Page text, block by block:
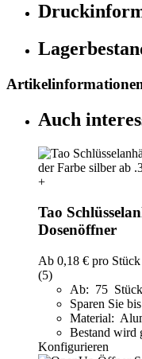
Auch
+
Tao
Dosenöffner
Ab 0,18 € pro Stück
(5)
Ab: 75 Stück
Sparen Sie
Material:
Bestand wird
Konfigurieren